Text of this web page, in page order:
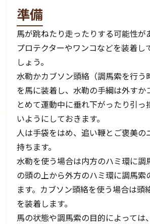
準備
馬が跳ねたり走ったりする可能性が
プロテクターやワンコなどを装着し
しょう。
水勒かカブソン頭絡（調馬索を行う
を馬に装着し、水勒の手綱は外すか
とめて運動中に垂れ下がったり引っ
いようにしておきます。
人は手袋をはめ、追い鞭とご褒美の
持ちます。
水勒を使う場合は内方のハミ環に調
の頭の上から外方のハミ環に調馬索
ます。カブソン頭絡を使う場合は頭
を装着します。
馬の状態や調馬索の目的によっては